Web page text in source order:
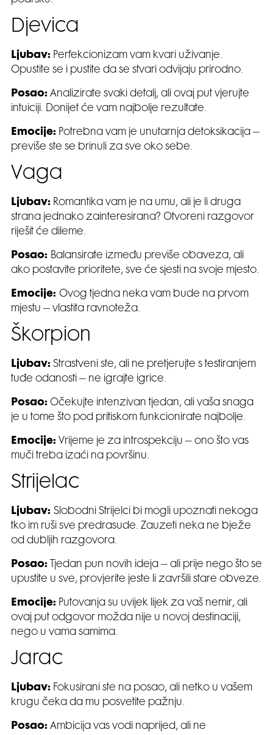
Djevica
Ljubav: Perfekcionizam vam kvari uživanje.
Opustite se i pustite da se stvari odvijaju prirodno.
Posao: Analizirate svaki detalj, ali ovaj put vjerujte
intuiciji. Donijet će vam najbolje rezultate.
Emocije: Potrebna vam je unutarnja detoksikacija –
previše ste se brinuli za sve oko sebe.
Vaga
Ljubav: Romantika vam je na umu, ali je li druga
strana jednako zainteresirana? Otvoreni razgovor
riješit će dileme.
Posao: Balansirate između previše obaveza, ali
ako postavite prioritete, sve će sjesti na svoje mjesto.
Emocije: Ovog tjedna neka vam bude na prvom
mjestu – vlastita ravnoteža.
Škorpion
Ljubav: Strastveni ste, ali ne pretjerujte s testiranjem
tuđe odanosti – ne igrajte igrice.
Posao: Očekujte intenzivan tjedan, ali vaša snaga
je u tome što pod pritiskom funkcionirate najbolje.
Emocije: Vrijeme je za introspekciju – ono što vas
muči treba izaći na površinu.
Strijelac
Ljubav: Slobodni Strijelci bi mogli upoznati nekoga
tko im ruši sve predrasude. Zauzeti neka ne bježe
od dubljih razgovora.
Posao: Tjedan pun novih ideja – ali prije nego što se
upustite u sve, provjerite jeste li završili stare obveze.
Emocije: Putovanja su uvijek lijek za vaš nemir, ali
ovaj put odgovor možda nije u novoj destinaciji,
nego u vama samima.
Jarac
Ljubav: Fokusirani ste na posao, ali netko u vašem
krugu čeka da mu posvetite pažnju.
Posao: Ambicija vas vodi naprijed, ali ne